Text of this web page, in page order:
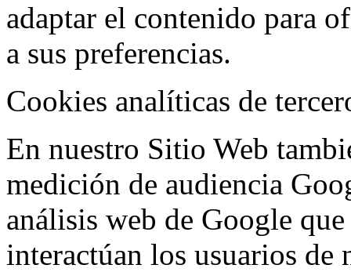
adaptar el contenido para
a sus preferencias.
Cookies analíticas de
En nuestro Sitio Web
medición de audiencia
análisis web de Google
interactúan los usuarios